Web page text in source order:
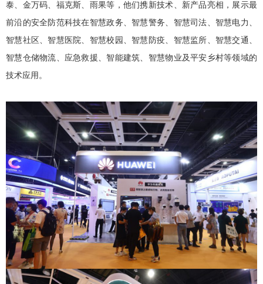
泰、金万码、福克斯、雨果等，他们携新技术、新产品亮相，展示最
前沿的安全防范科技在智慧政务、智慧警务、智慧司法、智慧电力、
智慧社区、智慧医院、智慧校园、智慧防疫、智慧监所、智慧交通、
智慧仓储物流、应急救援、智能建筑、智慧物业及平安乡村等领域的
技术应用。